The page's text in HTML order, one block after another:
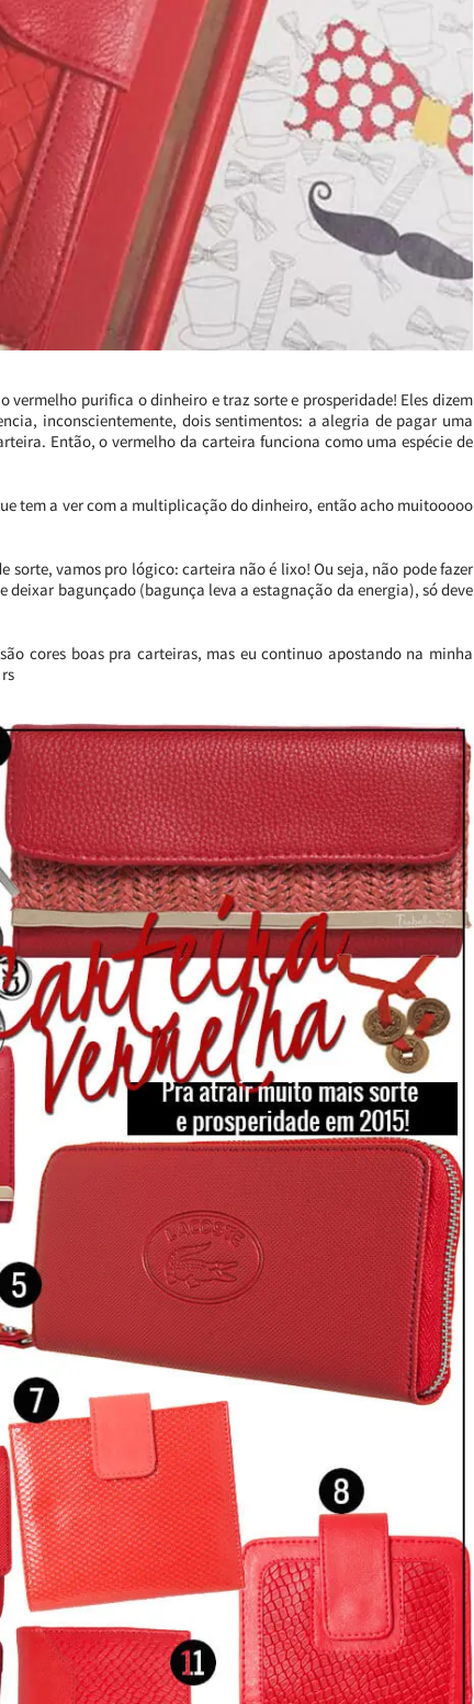
vermelho purifica o dinheiro e traz sorte e prosperidade! Eles dizem
inconscientemente, dois sentimentos: a alegria de pagar uma
Então, o vermelho da carteira funciona como uma espécie de
tem a ver com a multiplicação do dinheiro, então acho muitooooo
sorte, vamos pro lógico: carteira não é lixo! Ou seja, não pode fazer
deixar bagunçado (bagunça leva a estagnação da energia), só deve
cores boas pra carteiras, mas eu continuo apostando na minha